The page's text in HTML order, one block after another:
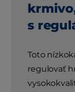
s
Toto
regulovať